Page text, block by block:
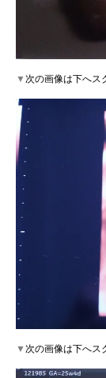
▼次の画像は下へス
▼次の画像は下へス